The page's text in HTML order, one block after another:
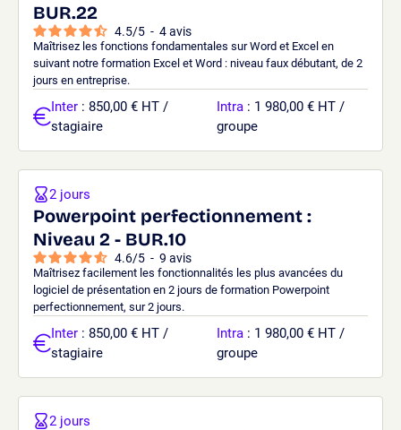
BUR.22
4.5/5 - 4avis
Maîtrisez les fonctions fondamentales sur Word et Excel en
suivant notre formation Excel et Word : niveau faux débutant, de 2
jours en entreprise.
Inter : 850,00 € HT /
stagiaire
Intra : 1 980,00 € HT /
groupe
Powerpoint perfectionnement :
Niveau 2 - BUR.10
4.6/5 - 9 avis
Maîtrisez facilement les fonctionnalités les plus avancées du
logiciel de présentation en 2 jours de formation Powerpoint
perfectionnement, sur 2 jours.
2 jours
Inter : 850,00 € HT /
stagiaire
Intra : 1 980,00 € HT /
groupe
2 jours